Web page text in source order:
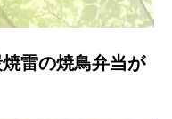
雷の焼鳥弁当が